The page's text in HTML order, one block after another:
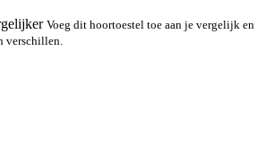
Voeg dit hoortoestel toe aan je vergelijk en
verschillen.